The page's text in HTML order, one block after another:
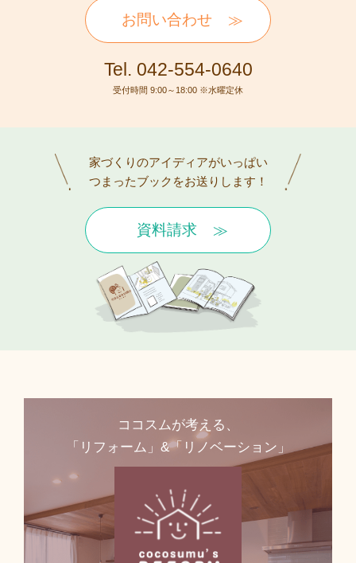
お問い合わせ
Tel. 042-554-0640
受付時間 9:00～18:00 ※水曜定休
家づくりのアイディアがいっぱい
つまったブックをお送りします！
資料請求
ココスムが考える、
「リフォーム」&「リノベーション」